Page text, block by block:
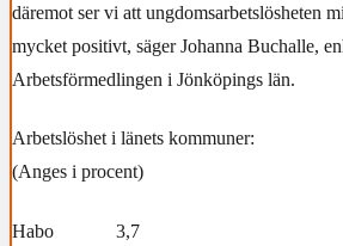
däremot ser vi att ungdomsarbetslösheten
mycket positivt, säger Johanna Buchalle,
Arbetsförmedlingen i Jönköpings län.
Arbetslöshet i länets kommuner:
(Anges i procent)
Habo 3,7